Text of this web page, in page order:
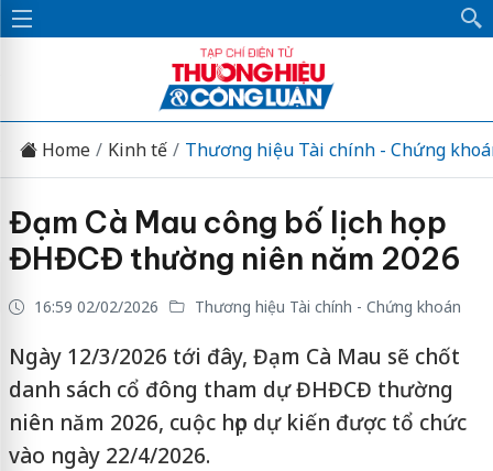
Home Kinh tế Thương hiệu Tài chính - Chứng
Đạm Cà Mau công bố lịch họp
ĐHĐCĐ thường niên năm 2026
16:59 02/02/2026 Thương hiệu Tài chính - Chứng khoán
Ngày 12/3/2026 tới đây, Đạm Cà Mau sẽ chốt
danh sách cổ đông tham dự ĐHĐCĐ thường
niên năm 2026, cuộc họp dự kiến được tổ chức
vào ngày 22/4/2026.